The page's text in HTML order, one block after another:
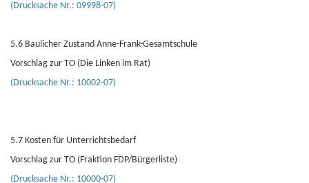
(Drucksache Nr.: 09998-07)
5.6 Baulicher Zustand Anne-Frank-Gesamtschule
Vorschlag zur TO (Die Linken im Rat)
(Drucksache Nr.: 10002-07)
5.7 Kosten für Unterrichtsbedarf
Vorschlag zur TO (Fraktion FDP/Bürgerliste)
(Drucksache Nr.: 10000-07)